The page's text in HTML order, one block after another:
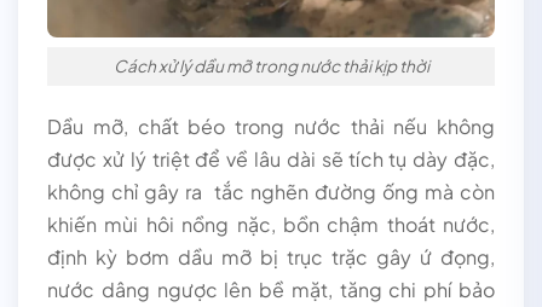
Cách xử lý dầu mỡ trong nước thải kịp thời
Dầu mỡ, chất béo trong nước thải nếu không
được xử lý triệt để về lâu dài sẽ tích tụ dày đặc,
không chỉ gây ra tắc nghẽn đường ống mà còn
khiến mùi hôi nồng nặc, bồn chậm thoát nước,
định kỳ bơm dầu mỡ bị trục trặc gây ứ đọng,
nước dâng ngược lên bề mặt, tăng chi phí bảo